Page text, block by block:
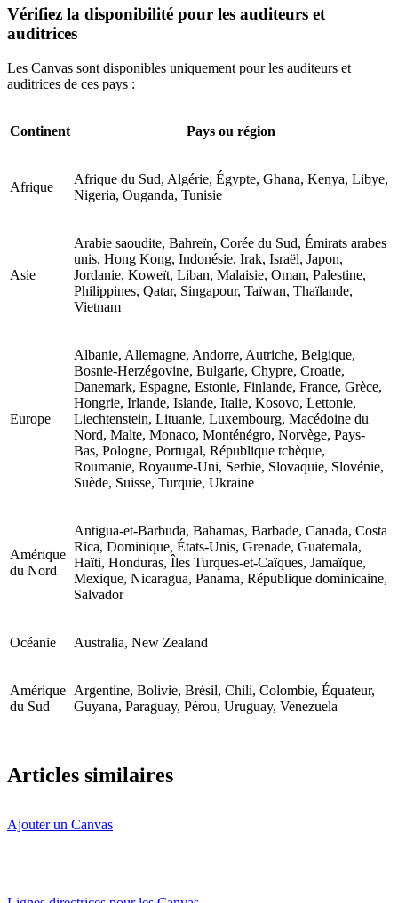
Vérifiez la disponibilité pour les auditeurs et
auditrices
Les Canvas sont disponibles uniquement pour les auditeurs et
auditrices de ces pays :
Continent Pays ou région
Afrique
Afrique du Sud, Algérie, Égypte, Ghana, Kenya, Libye,
Nigeria, Ouganda, Tunisie
Asie
Arabie saoudite, Bahreïn, Corée du Sud, Émirats arabes
unis, Hong Kong, Indonésie, Irak, Israël, Japon,
Jordanie, Koweït, Liban, Malaisie, Oman, Palestine,
Philippines, Qatar, Singapour, Taïwan, Thaïlande,
Vietnam
Europe
Albanie, Allemagne, Andorre, Autriche, Belgique,
Bosnie-Herzégovine, Bulgarie, Chypre, Croatie,
Danemark, Espagne, Estonie, Finlande, France, Grèce,
Hongrie, Irlande, Islande, Italie, Kosovo, Lettonie,
Liechtenstein, Lituanie, Luxembourg, Macédoine du
Nord, Malte, Monaco, Monténégro, Norvège, Pays-
Bas, Pologne, Portugal, République tchèque,
Roumanie, Royaume-Uni, Serbie, Slovaquie, Slovénie,
Suède, Suisse, Turquie, Ukraine
Amérique
du Nord
Antigua-et-Barbuda, Bahamas, Barbade, Canada, Costa
Rica, Dominique, États-Unis, Grenade, Guatemala,
Haïti, Honduras, Îles Turques-et-Caïques, Jamaïque,
Mexique, Nicaragua, Panama, République dominicaine,
Salvador
Océanie Australia, New Zealand
Amérique
du Sud
Argentine, Bolivie, Brésil, Chili, Colombie, Équateur,
Guyana, Paraguay, Pérou, Uruguay, Venezuela
Articles similaires
Ajouter un Canvas